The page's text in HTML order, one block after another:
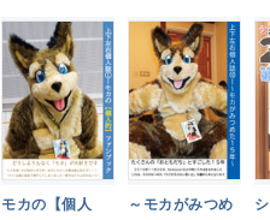
モカの【個人
～モカがみつめ